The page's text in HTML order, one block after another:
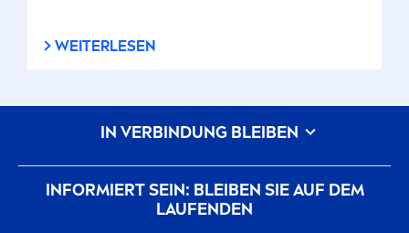
WEITERLESEN
INFORMIERT SEIN: BLEIBEN SIE AUF DEM
LAUFENDEN
IN VERBINDUNG BLEIBEN